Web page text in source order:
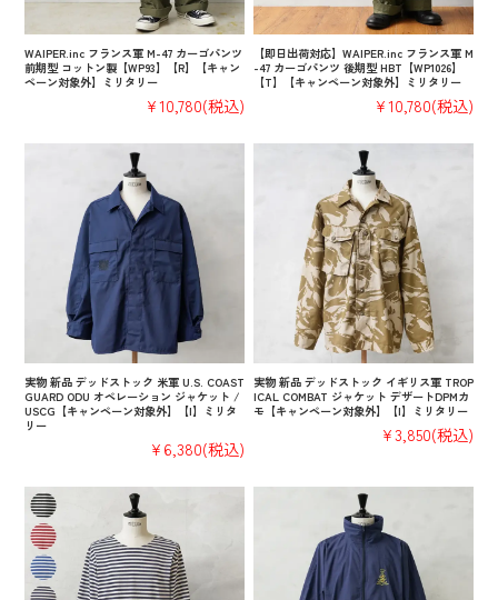
WAIPER.inc フランス軍 M-47 カーゴパンツ
前期型 コットン製【WP93】【R】【キャン
ペーン対象外】ミリタリー
¥10,780(税込)
【即日出荷対応】WAIPER.inc フランス軍 M
-47 カーゴパンツ 後期型 HBT【WP1026】
【T】【キャンペーン対象外】ミリタリー
¥10,780(税込)
実物 新品 デッドストック 米軍 U.S. COAST
GUARD ODU オペレーション ジャケット /
USCG【キャンペーン対象外】【I】ミリタ
リー
¥6,380(税込)
実物 新品 デッドストック イギリス軍 TROP
ICAL COMBAT ジャケット デザートDPMカ
モ【キャンペーン対象外】【I】ミリタリー
¥3,850(税込)